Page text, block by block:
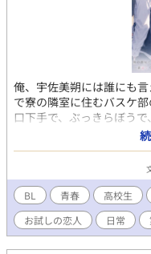
俺、宇佐美朔には誰にも
で寮の隣室に住むバスケ
口下手で、ぶっきらぼう
んて思ってもいなかった
一言までは。 「ね、高坂
の一言から始まったのは
に登校して、放課後を過
交わす。 そんな何気ない
いう関係を知っていく。
れは恋を知らない俺たちが
【更新予定】 8/9まで：
BL 青春 高校生
お試しの恋人
日常